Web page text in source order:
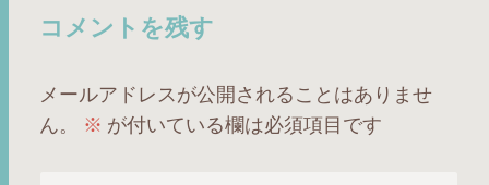
ビ
ー
シ
ョ
コメントを残す
メールアドレスが公開されることはありませ
ん。
※ が付いている欄は必須項目です